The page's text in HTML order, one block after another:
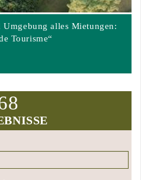
alles Mietungen:
Tourisme“